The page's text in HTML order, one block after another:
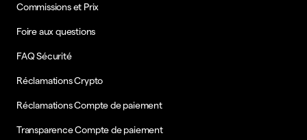
Commissions et Prix
Foire aux questions
FAQ Sécurité
Réclamations Crypto
Réclamations Compte de paiement
Transparence Compte de paiement